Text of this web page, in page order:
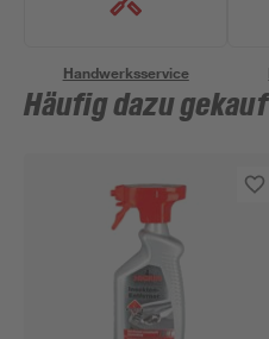
Handwerksservice
Häufig dazu